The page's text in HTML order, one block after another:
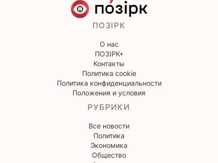
ПОЗІРК
О нас
ПОЗІРК+
Контакты
Политика cookie
Политика конфиденциальности
Положения и условия
РУБРИКИ
Все новости
Политика
Экономика
Общество